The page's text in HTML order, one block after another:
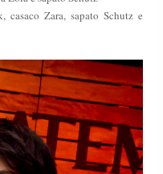
casaco Zara, sapato Schutz e